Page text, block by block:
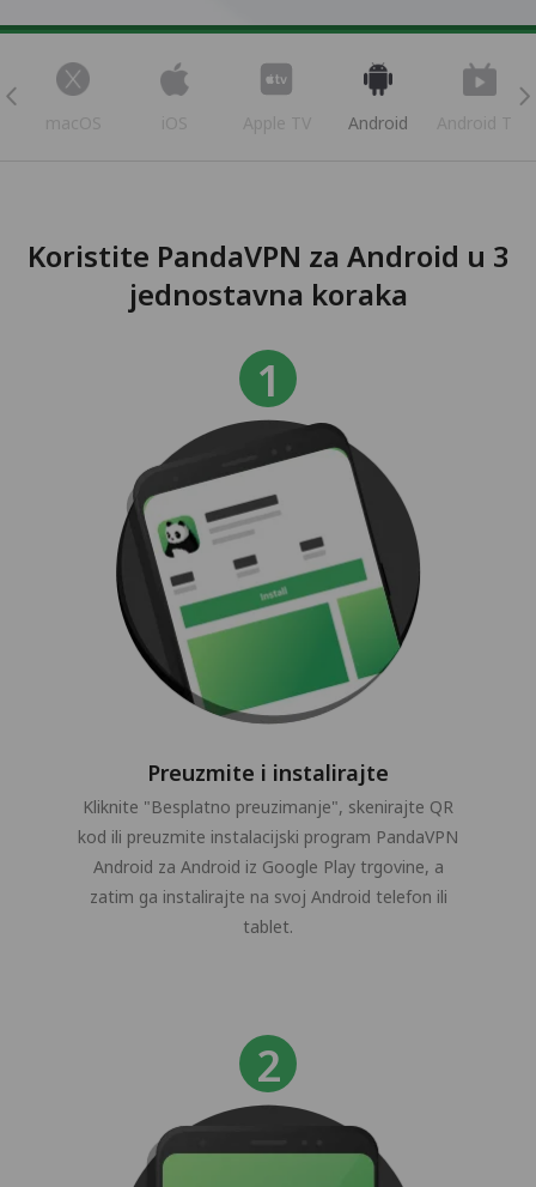
macOS iOS Apple TV Android Android TV
Koristite PandaVPN za Android u 3
jednostavna koraka
Preuzmite i instalirajte
Kliknite "Besplatno preuzimanje", skenirajte QR
kod ili preuzmite instalacijski program PandaVPN
Android za Android iz Google Play trgovine, a
zatim ga instalirajte na svoj Android telefon ili
tablet.